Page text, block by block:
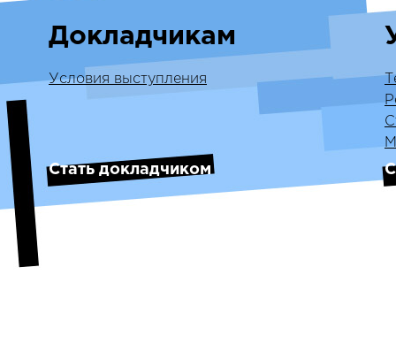
Стать докладчиком
Докладчикам
Условия выступления